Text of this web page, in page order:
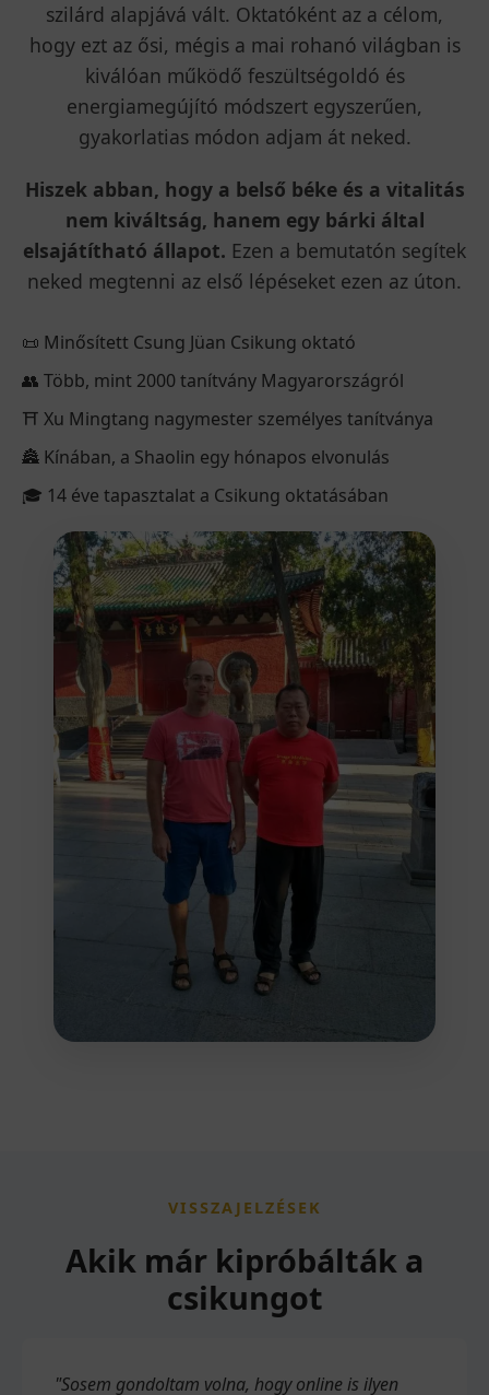
szilárd alapjává vált. Oktatóként az a célom,
hogy ezt az ősi, mégis a mai rohanó világban is
kiválóan működő feszültségoldó és
energiamegújító módszert egyszerűen,
gyakorlatias módon adjam át neked.
Hiszek abban, hogy a belső béke és a vitalitás
nem kiváltság, hanem egy bárki által
elsajátítható állapot. Ezen a bemutatón segítek
neked megtenni az első lépéseket ezen az úton.
📜 Minősített Csung Jüan Csikung oktató
👥 Több, mint 2000 tanítvány Magyarországról
⛩️ Xu Mingtang nagymester személyes tanítványa
🏯 Kínában, a Shaolin egy hónapos elvonulás
🎓 14 éve tapasztalat a Csikung oktatásában
VISSZAJELZÉSEK
Akik már kipróbálták a
csikungot
"Sosem gondoltam volna, hogy online is ilyen